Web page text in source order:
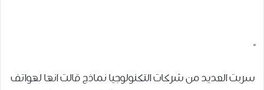
سربت العديد من شركات التكنولوجيا نماذج قالت انها لهواتف